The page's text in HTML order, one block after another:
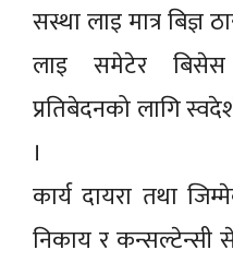
सस्था लाइ मात्र बिज्ञ
लाइ समेटेर
प्रतिबेदनको लागि
।
कार्य दायरा तथा
निकाय र कन्सल्टेन्सी